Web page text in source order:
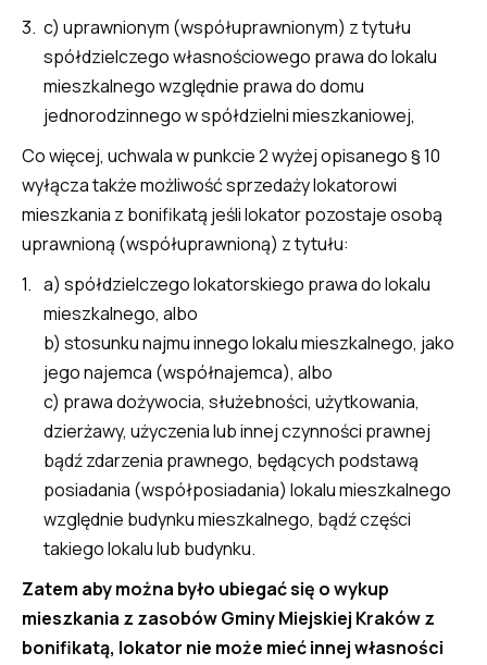
c) uprawnionym (współuprawnionym) z tytułu
spółdzielczego własnościowego prawa do lokalu
mieszkalnego względnie prawa do domu
jednorodzinnego w spółdzielni mieszkaniowej,
Co więcej, uchwala w punkcie 2 wyżej opisanego § 10
wyłącza także możliwość sprzedaży lokatorowi
mieszkania z bonifikatą jeśli lokator pozostaje osobą
uprawnioną (współuprawnioną) z tytułu:
a) spółdzielczego lokatorskiego prawa do lokalu
mieszkalnego, albo
b) stosunku najmu innego lokalu mieszkalnego, jako
jego najemca (współnajemca), albo
c) prawa dożywocia, służebności, użytkowania,
dzierżawy, użyczenia lub innej czynności prawnej
bądź zdarzenia prawnego, będących podstawą
posiadania (współposiadania) lokalu mieszkalnego
względnie budynku mieszkalnego, bądź części
takiego lokalu lub budynku.
Zatem aby można było ubiegać się o wykup
mieszkania z zasobów Gminy Miejskiej Kraków z
bonifikatą, lokator nie może mieć innej własności